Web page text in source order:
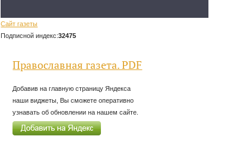
Сайт газеты
Подписной индекс:32475
Православная газета. PDF
Добавив на главную страницу Яндекса
наши виджеты, Вы сможете оперативно
узнавать об обновлении на нашем сайте.